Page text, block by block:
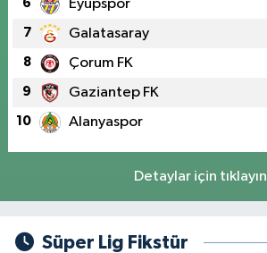
6 Eyüpspor
7 Galatasaray
8 Çorum FK
9 Gaziantep FK
10 Alanyaspor
Detaylar için tıklayın
Süper Lig Fikstür